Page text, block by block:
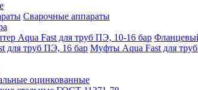
Сварочные аппараты
Муфты Aqua Fast для
оцинкованные